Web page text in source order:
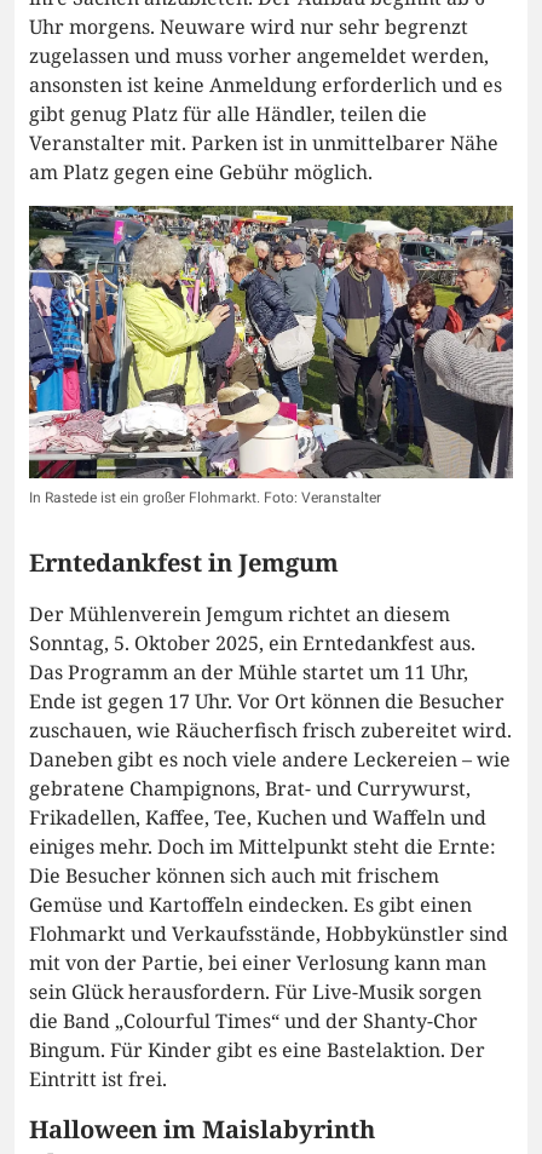
Uhr morgens. Neuware wird nur sehr begrenzt
zugelassen und muss vorher angemeldet werden,
ansonsten ist keine Anmeldung erforderlich und es
gibt genug Platz für alle Händler, teilen die
Veranstalter mit. Parken ist in unmittelbarer Nähe
am Platz gegen eine Gebühr möglich.
In Rastede ist ein großer Flohmarkt. Foto: Veranstalter
Erntedankfest in Jemgum
Der Mühlenverein Jemgum richtet an diesem
Sonntag, 5. Oktober 2025, ein Erntedankfest aus.
Das Programm an der Mühle startet um 11 Uhr,
Ende ist gegen 17 Uhr. Vor Ort können die Besucher
zuschauen, wie Räucherfisch frisch zubereitet wird.
Daneben gibt es noch viele andere Leckereien – wie
gebratene Champignons, Brat- und Currywurst,
Frikadellen, Kaffee, Tee, Kuchen und Waffeln und
einiges mehr. Doch im Mittelpunkt steht die Ernte:
Die Besucher können sich auch mit frischem
Gemüse und Kartoffeln eindecken. Es gibt einen
Flohmarkt und Verkaufsstände, Hobbykünstler sind
mit von der Partie, bei einer Verlosung kann man
sein Glück herausfordern. Für Live-Musik sorgen
die Band „Colourful Times“ und der Shanty-Chor
Bingum. Für Kinder gibt es eine Bastelaktion. Der
Eintritt ist frei.
Halloween im Maislabyrinth